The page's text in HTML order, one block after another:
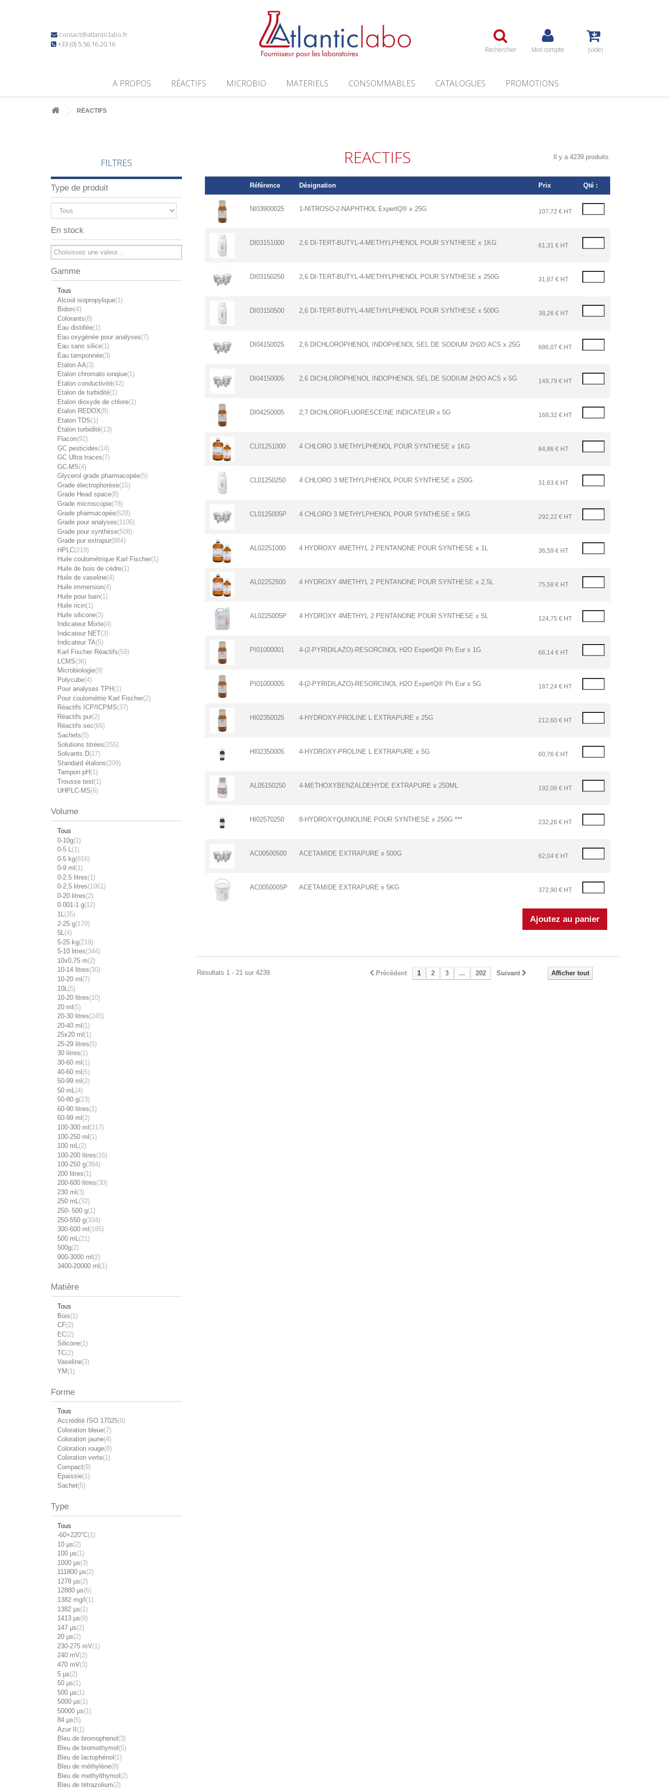
contact@atlanticlabo.fr
+33 (0) 5.56.16.20.16
Rechercher Mon compte (vide)
A PROPOS RÉACTIFS MICROBIO MATERIELS CONSOMMABLES CATALOGUES PROMOTIONS
RÉACTIFS
FILTRES
Type de produit
En stock
Gamme
Tous
Alcool isopropylique(1)
Bidon(4)
Colorants(8)
Eau distillée(1)
Eau oxygénée pour analyses(7)
Eau sans silice(1)
Eau tamponnée(3)
Etalon AA(3)
Etalon chromato ionqiue(1)
Etalon conductivité(42)
Etalon de turbidité(1)
Etalon dioxyde de chlore(1)
Etalon REDOX(8)
Etalon TDS(1)
Etalon turbidité(13)
Flacon(92)
GC pesticides(14)
GC Ultra traces(7)
GC-MS(4)
Glycerol grade pharmacopée(5)
Grade électrophorèse(15)
Grade Head space(8)
Grade microscopie(78)
Grade pharmacopée(628)
Grade pour analyses(1106)
Grade pour synthèse(508)
Grade pur extrapur(884)
HPLC(219)
Huile coulométrique Karl Fischer(1)
Huile de bois de cèdre(1)
Huile de vaseline(4)
Huile immersion(4)
Huile pour bain(1)
Huile ricin(1)
Huile silicone(3)
Indicateur Mixte(4)
Indicateur NET(3)
Indicateur TA(5)
Karl Fischer Réactifs(59)
LCMS(36)
Microbiologie(9)
Polycube(4)
Pour analyses TPH (1)
Pour coulométrie Karl Fischer(2)
Réactifs ICP/ICPMS(37)
Réactifs pur(2)
Réactifs sec(66)
Sachets(5)
Solutions titrées(255)
Solvants D(17)
Standard étalons(209)
Tampon pH (1)
Trousse test(1)
UHPLC-MS(6)
Volume
Tous
0-10g(1)
0-5 L(1)
0-5 kg(816)
0-9 ml (1)
0-2.5 litres(1)
0-2,5 litres(1061)
0-20 litres(2)
0.001-1 g(12)
1L(35)
2-25 g(170)
5L(4)
5-25 kg(219)
5-10 litres(344)
10x0,75 m(2)
10-14 litres(30)
10-20 ml (7)
10L (5)
10-20 litres(10)
20 ml(5)
20-30 litres(245)
20-40 ml (1)
25x20 ml (1)
25-29 litres(5)
30 litres(1)
30-60 ml (1)
40-60 ml(6)
50-99 ml (2)
50 mL (4)
50-80 g(23)
60-90 litres(1)
60-99 ml (2)
100-300 ml (317)
100-250 ml(1)
100 mL(2)
100-200 litres(16)
100-250 g(384)
200 litres(1)
200-600 litres(30)
230 ml (3)
250 mL(32)
250- 500 g(1)
250-550 g(334)
300-600 ml (185)
500 mL (21)
500g(2)
900-3000 ml (2)
3400-20000 ml (1)
Matière
Tous
Bois(1)
CF(2)
EC(2)
Silicone(1)
TC(2)
Vaseline(3)
YM (1)
Forme
Tous
Accrédité ISO 17025(8)
Coloration bleue(7)
Coloration jaune(4)
Coloration rouge(8)
Coloration verte(1)
Compact(9)
Epaissie(1)
Sachet(5)
Type
Tous
-60+220°C(1)
10 µs(2)
100 µs(1)
1000 µs(3)
111800 µs(2)
1278 µs(2)
12880 µs(6)
1382 mg/l (1)
1382 µs(1)
1413 µs(9)
147 µs(2)
20 µs(2)
230-275 mV(1)
240 mV(2)
470 mV(3)
5 µs(2)
50 µs(1)
500 µs(1)
5000 µs(1)
50000 µs(1)
84 µs(5)
Azur II (1)
Bleu de bromophenol (3)
Bleu de bromothymol (5)
Bleu de lactophénol(1)
Bleu de méthylène(8)
Bleu de methylthymol(2)
Bleu de tétrazolium(2)
RÉACTIFS Il y a 4239 produits.
Référence Désignation Prix Qté :
NI03900025 1-NITROSO-2-NAPHTHOL ExpertQ® x 25G 107,72 € HT
DI03151000 2,6 DI-TERT-BUTYL-4-METHYLPHENOL POUR SYNTHESE x 1KG 61,31 € HT
DI03150250 2,6 DI-TERT-BUTYL-4-METHYLPHENOL POUR SYNTHESE x 250G 31,87 € HT
DI03150500 2,6 DI-TERT-BUTYL-4-METHYLPHENOL POUR SYNTHESE x 500G 38,26 € HT
DI04150025 2,6 DICHLOROPHENOL INDOPHENOL SEL DE SODIUM 2H2O ACS x 25G 686,07 € HT
DI04150005 2,6 DICHLOROPHENOL INDOPHENOL SEL DE SODIUM 2H2O ACS x 5G 149,79 € HT
DI04250005 2,7 DICHLOROFLUORESCEINE INDICATEUR x 5G 168,32 € HT
CL01251000 4 CHLORO 3 METHYLPHENOL POUR SYNTHESE x 1KG 84,86 € HT
CL01250250 4 CHLORO 3 METHYLPHENOL POUR SYNTHESE x 250G 31,63 € HT
CL0125005P 4 CHLORO 3 METHYLPHENOL POUR SYNTHESE x 5KG 292,22 € HT
AL02251000 4 HYDROXY 4METHYL 2 PENTANONE POUR SYNTHESE x 1L 36,59 € HT
AL02252500 4 HYDROXY 4METHYL 2 PENTANONE POUR SYNTHESE x 2,5L 75,58 € HT
AL0225005P 4 HYDROXY 4METHYL 2 PENTANONE POUR SYNTHESE x 5L 124,75 € HT
PI01000001 4-(2-PYRIDILAZO)-RESORCINOL H2O ExpertQ® Ph Eur x 1G 66,14 € HT
PI01000005 4-(2-PYRIDILAZO)-RESORCINOL H2O ExpertQ® Ph Eur x 5G 187,24 € HT
HI02350025 4-HYDROXY-PROLINE L EXTRAPURE x 25G 212,60 € HT
HI02350005 4-HYDROXY-PROLINE L EXTRAPURE x 5G 60,76 € HT
AL05150250 4-METHOXYBENZALDEHYDE EXTRAPURE x 250ML 192,06 € HT
HI02570250 8-HYDROXYQUINOLINE POUR SYNTHESE x 250G *** 232,26 € HT
AC00500500 ACETAMIDE EXTRAPURE x 500G 62,04 € HT
AC0050005P ACETAMIDE EXTRAPURE x 5KG 372,90 € HT
Afficher tout
Précédent 1 2 3 ... 202 Suivant
Résultats 1 - 21 sur 4239.